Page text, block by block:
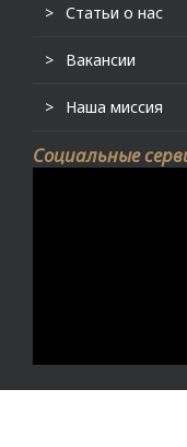
Статьи о нас
Вакансии
Наша миссия
Социальные